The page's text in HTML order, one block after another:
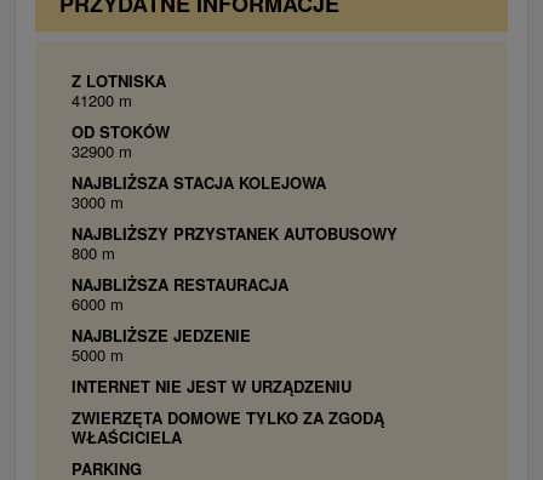
Z LOTNISKA
41200 m
OD STOKÓW
32900 m
NAJBLIŻSZA STACJA KOLEJOWA
3000 m
NAJBLIŻSZY PRZYSTANEK AUTOBUSOWY
800 m
NAJBLIŻSZA RESTAURACJA
6000 m
NAJBLIŻSZE JEDZENIE
5000 m
INTERNET NIE JEST W URZĄDZENIU
ZWIERZĘTA DOMOWE TYLKO ZA ZGODĄ
WŁAŚCICIELA
PARKING